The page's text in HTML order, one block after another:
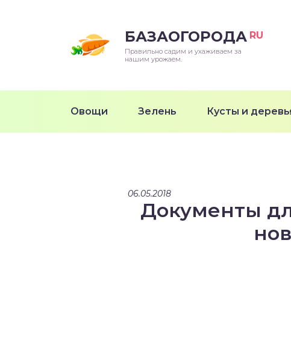
БАЗАОГОРОДА RU
Правильно садим и ухаживаем за
нашим урожаем.
Овощи Зелень Кусты и
06.05.2018
Документы